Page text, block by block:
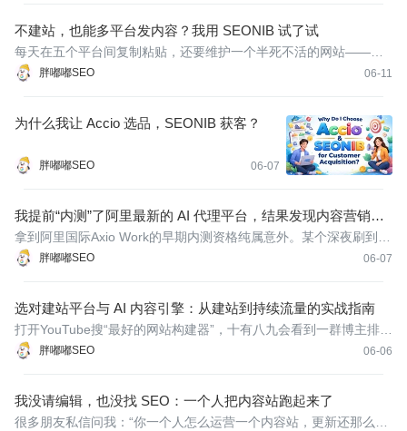
不建站，也能多平台发内容？我用 SEONIB 试了试
胖嘟嘟SEO 06-11
每天在五个平台间复制粘贴，还要维护一个半死不活的网站——这
种日子我过了大半年。直到我发现可以不建站、不写代码，直接用
为什么我让 Accio 选品，SEONIB 获客？
胖嘟嘟SEO 06-07
我提前“内测”了阿里最新的 AI 代理平台，结果发现内容营销可
以这样偷懒
胖嘟嘟SEO 06-07
拿到阿里国际Axio Work的早期内测资格纯属意外。某个深夜刷到一
条几乎没人关注的更新消息，填了个申请表单，三天后邮箱里躺着
级别的
选对建站平台与 AI 内容引擎：从建站到持续流量的实战指南
胖嘟嘟SEO 06-06
打开YouTube搜“最好的网站构建器”，十有八九会看到一群博主排出
一张“十大建站平台”表格，评分从外观到速度列得整整齐齐。说实
在
我没请编辑，也没找 SEO：一个人把内容站跑起来了
很多朋友私信问我：“你一个人怎么运营一个内容站，更新还那么